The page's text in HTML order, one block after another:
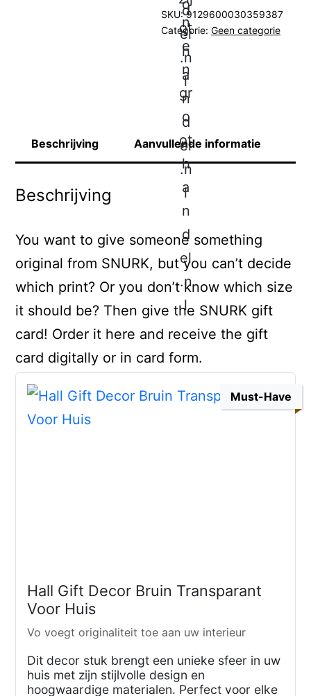
SKU:9129600030359387
Categorie:Geen categorie
Beschrijving Aanvullende informatie
Beschrijving
You want to give someone something
original from SNURK, but you can’t decide
which print? Or you don’t know which size
it should be? Then give the SNURK gift
card! Order it here and receive the gift
card digitally or in card form.
Must-Have
Hall Gift Decor Bruin Transparant
Voor Huis
Vo voegt originaliteit toe aan uw interieur
Dit decor stuk brengt een unieke sfeer in uw
huis met zijn stijlvolle design en
hoogwaardige materialen. Perfect voor elke